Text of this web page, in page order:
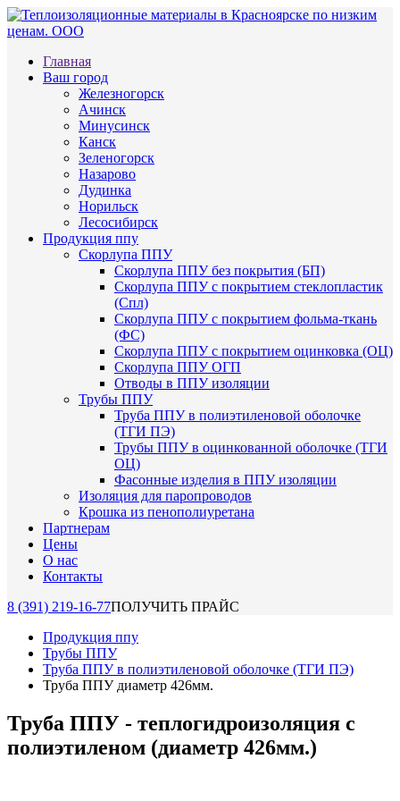
Главная
Ваш город
Железногорск
Ачинск
Минусинск
Канск
Зеленогорск
Назарово
Дудинка
Норильск
Лесосибирск
Продукция ппу
Скорлупа ППУ
Скорлупа ППУ без покрытия (БП)
Скорлупа ППУ с покрытием стеклопластик
(Спл)
Скорлупа ППУ с покрытием фольма-ткань
(ФС)
Скорлупа ППУ с покрытием оцинковка (ОЦ)
Скорлупа ППУ ОГП
Отводы в ППУ изоляции
Трубы ППУ
Труба ППУ в полиэтиленовой оболочке
(ТГИ ПЭ)
Трубы ППУ в оцинкованной оболочке (ТГИ
ОЦ)
Фасонные изделия в ППУ изоляции
Изоляция для паропроводов
Крошка из пенополиуретана
Партнерам
Цены
О нас
Контакты
8 (391) 219-16-77ПОЛУЧИТЬ ПРАЙС
Продукция ппу
Трубы ППУ
Труба ППУ в полиэтиленовой оболочке (ТГИ ПЭ)
Труба ППУ диаметр 426мм.
Труба ППУ - теплогидроизоляция с
полиэтиленом (диаметр 426мм.)